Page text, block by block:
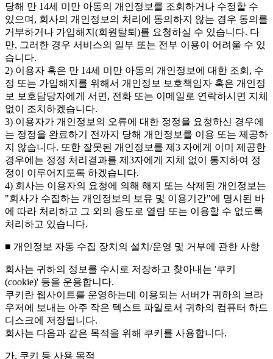
당해 만 14세 미만 아동의 개인정보를 조회하거나 수정할 수
있으며, 회사의 개인정보의 처리에 동의하지 않는 경우 동의를
거부하거나 가입해지(회원탈퇴)를 요청하실 수 있습니다. 다
만, 그러한 경우 서비스의 일부 또는 전부 이용이 어려울 수 있
습니다.
2) 이용자 혹은 만 14세 미만 아동의 개인정보에 대한 조회, 수
정 또는 가입해지를 위해서 개인정보 보호책임자 혹은 개인정
보 보호담당자에게 서면, 전화 또는 이메일로 연락하시면 지체
없이 조치하겠습니다.
3) 이용자가 개인정보의 오류에 대한 정정을 요청하신 경우에
는 정정을 완료하기 전까지 당해 개인정보를 이용 또는 제공하
지 않습니다. 또한 잘못된 개인정보를 제3 자에게 이미 제공한
경우에는 정정 처리결과를 제3자에게 지체 없이 통지하여 정
정이 이루어지도록 하겠습니다.
4) 회사는 이용자의 요청에 의해 해지 또는 삭제된 개인정보는
"회사가 수집하는 개인정보의 보유 및 이용기간"에 명시된 바
에 따라 처리하고 그 외의 용도로 열람 또는 이용할 수 없도록
처리하고 있습니다.
■ 개인정보 자동 수집 장치의 설치/운영 및 거부에 관한 사항
회사는 귀하의 정보를 수시로 저장하고 찾아내는 '쿠키
(cookie)' 등을 운용합니다.
쿠키란 웹사이트를 운영하는데 이용되는 서버가 귀하의 브라
우저에 보내는 아주 작은 텍스트 파일로서 귀하의 컴퓨터 하드
디스크에 저장됩니다.
회사는 다음과 같은 목적을 위해 쿠키를 사용합니다.
가. 쿠키 등 사용 목적